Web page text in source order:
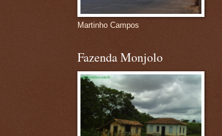
Martinho Campos
Fazenda Monjolo